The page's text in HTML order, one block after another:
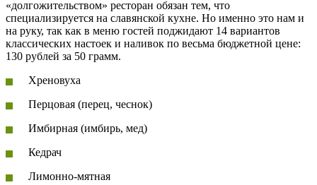
«долгожительством» ресторан обязан тем, что
специализируется на славянской кухне. Но именно это нам и
на руку, так как в меню гостей поджидают 14 вариантов
классических настоек и наливок по весьма бюджетной цене:
130 рублей за 50 грамм.
Хреновуха
Перцовая (перец, чеснок)
Имбирная (имбирь, мед)
Кедрач
Лимонно-мятная